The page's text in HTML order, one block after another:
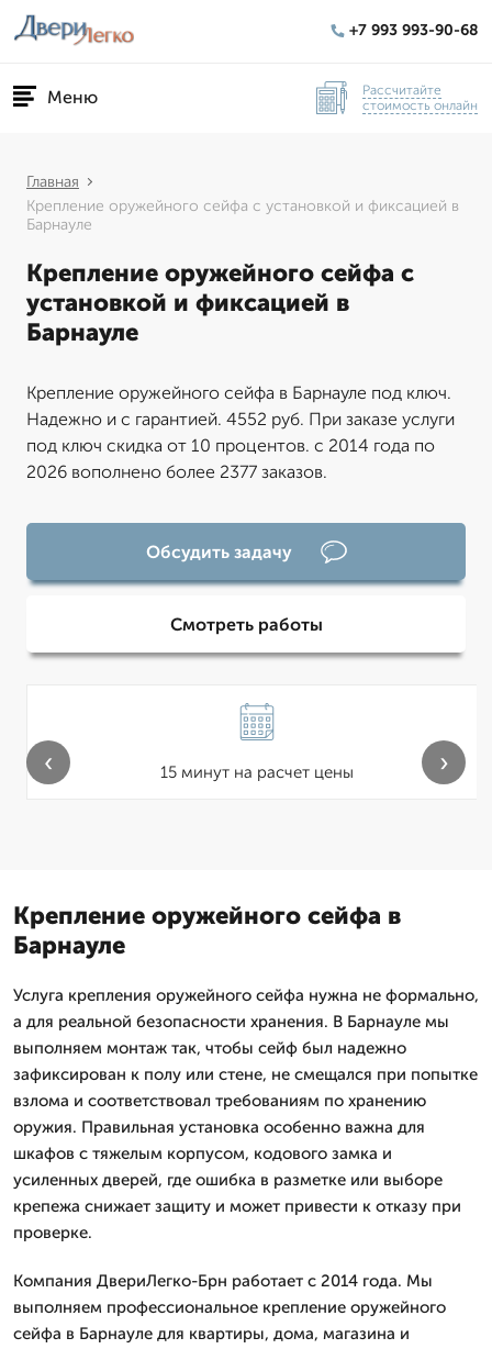
+7 993 993-90-68
Меню
Рассчитайте
стоимость онлайн
Главная
Крепление оружейного сейфа с установкой и фиксацией в
Барнауле
Крепление оружейного сейфа с
установкой и фиксацией в
Барнауле
Крепление оружейного сейфа в Барнауле под ключ.
Надежно и с гарантией. 4552 руб. При заказе услуги
под ключ скидка от 10 процентов. с 2014 года по
2026 вополнено более 2377 заказов.
Обсудить задачу
Смотреть работы
15 минут на расчет цены
‹ ›
Крепление оружейного сейфа в
Барнауле
Услуга крепления оружейного сейфа нужна не формально,
а для реальной безопасности хранения. В Барнауле мы
выполняем монтаж так, чтобы сейф был надежно
зафиксирован к полу или стене, не смещался при попытке
взлома и соответствовал требованиям по хранению
оружия. Правильная установка особенно важна для
шкафов с тяжелым корпусом, кодового замка и
усиленных дверей, где ошибка в разметке или выборе
крепежа снижает защиту и может привести к отказу при
проверке.
Компания ДвериЛегко-Брн работает с 2014 года. Мы
выполняем профессиональное крепление оружейного
сейфа в Барнауле для квартиры, дома, магазина и